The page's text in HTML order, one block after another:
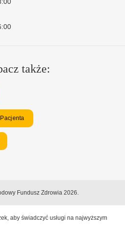
także:
Fundusz Zdrowia 2026.
aby świadczyć usługi na najwyższym